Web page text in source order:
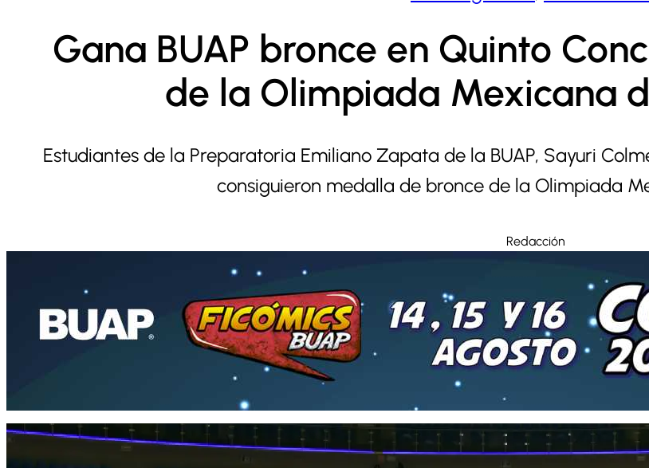
Gana BUAP bronce en Quinto
de la Olimpiada Mexicana
Estudiantes de la Preparatoria Emiliano Zapata de la BUAP, Sayuri
consiguieron medalla de bronce de la Olimpiada
Redacción